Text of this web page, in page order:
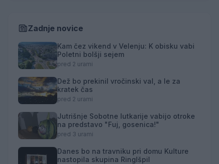
Zadnje novice
Kam čez vikend v Velenju: K obisku vabi
Poletni bolšji sejem
pred 2 urami
Dež bo prekinil vročinski val, a le za
kratek čas
pred 2 urami
Jutrišnje Sobotne lutkarije vabijo otroke
na predstavo "Fuj, gosenica!"
pred 3 urami
Danes bo na travniku pri domu Kulture
nastopila skupina Ringlšpil